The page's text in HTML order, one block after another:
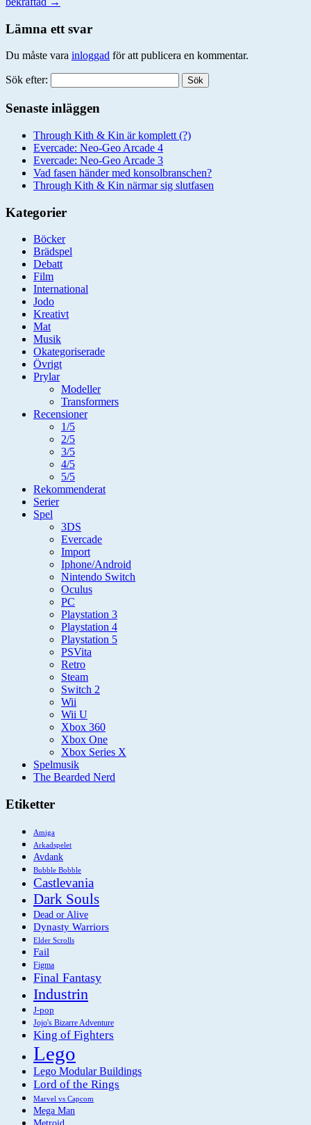
Lämna ett svar
Du måste vara inloggad för att publicera en kommentar.
Sök efter:
Senaste inläggen
Through Kith & Kin är komplett (?)
Evercade: Neo-Geo Arcade 4
Evercade: Neo-Geo Arcade 3
Vad fasen händer med konsolbranschen?
Through Kith & Kin närmar sig slutfasen
Kategorier
Böcker
Brädspel
Debatt
Film
International
Jodo
Kreativt
Mat
Musik
Okategoriserade
Övrigt
Prylar
Modeller
Transformers
Recensioner
1/5
2/5
3/5
4/5
5/5
Rekommenderat
Serier
Spel
3DS
Evercade
Import
Iphone/Android
Nintendo Switch
Oculus
PC
Playstation 3
Playstation 4
Playstation 5
PSVita
Retro
Steam
Switch 2
Wii
Wii U
Xbox 360
Xbox One
Xbox Series X
Spelmusik
The Bearded Nerd
Etiketter
Amiga
Arkadspelet
Avdank
Bubble Bobble
Castlevania
Dark Souls
Dead or Alive
Dynasty Warriors
Elder Scrolls
Fail
Figma
Final Fantasy
Industrin
J-pop
Jojo's Bizarre Adventure
King of Fighters
Lego
Lego Modular Buildings
Lord of the Rings
Marvel vs Capcom
Mega Man
Metroid